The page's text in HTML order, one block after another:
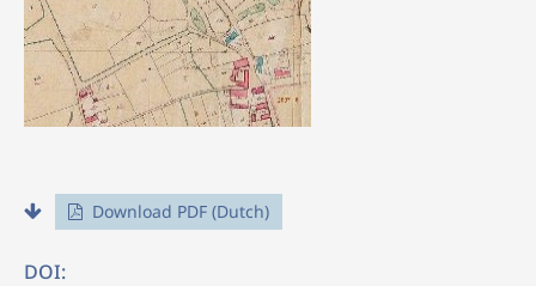
Download PDF (Dutch)
DOI: